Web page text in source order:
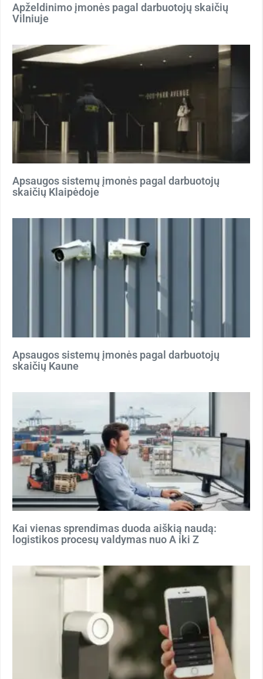
Apželdinimo įmonės pagal darbuotojų skaičių
Vilniuje
Apsaugos sistemų įmonės pagal darbuotojų
skaičių Klaipėdoje
Apsaugos sistemų įmonės pagal darbuotojų
skaičių Kaune
Kai vienas sprendimas duoda aiškią naudą:
logistikos procesų valdymas nuo A iki Z